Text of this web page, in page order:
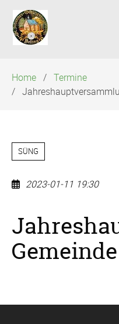
überspringen
Home
Termine
SÜNG
2023-01-11 19:30
Gemeinde